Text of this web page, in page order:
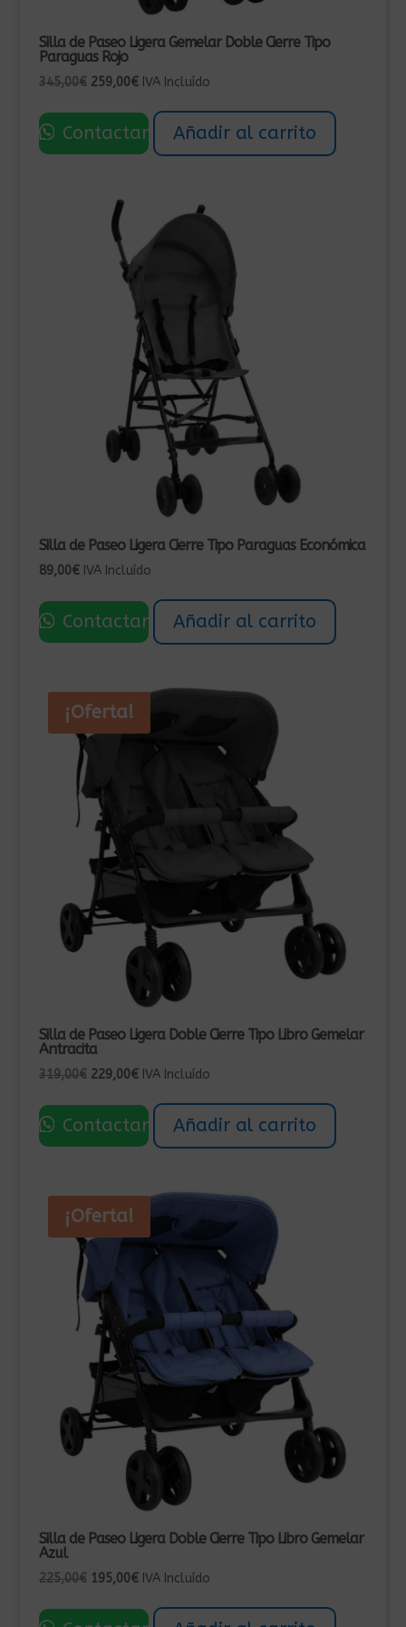
Silla de Paseo Ligera Gemelar Doble Cierre Tipo
Paraguas Rojo
345,00€ El
original
era:
259,00€El
actual
es:
IVA Incluído
Contactar Añadir al carrito
Silla de Paseo Ligera Cierre Tipo Paraguas Económica
89,00€ IVA Incluído
Contactar Añadir al carrito
¡Oferta!
Silla de Paseo Ligera Doble Cierre Tipo Libro Gemelar
Antracita
319,00€ El
original
era:
229,00€El
actual
es:
IVA Incluído
Contactar Añadir al carrito
¡Oferta!
Silla de Paseo Ligera Doble Cierre Tipo Libro Gemelar
Azul
225,00€ El
original
195,00€El
actual
IVA Incluído